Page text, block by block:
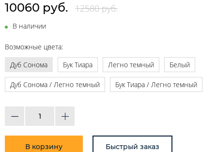
10060 руб. 12580 руб.
В наличии
Возможные цвета:
Дуб Сонома
Бук Тиара Легно темный Белый
Дуб Сонома / Легно темный Бук Тиара / Легно темный
В корзину Быстрый заказ